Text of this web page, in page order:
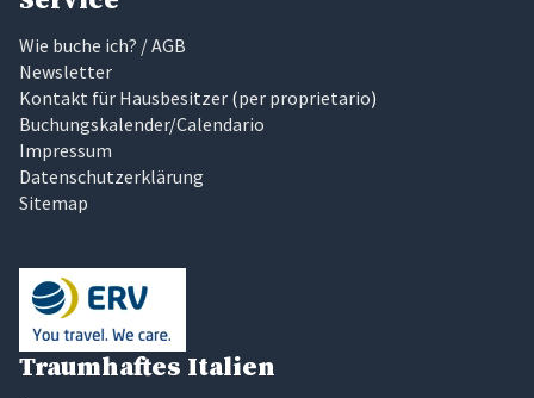
Wie buche ich? / AGB
Newsletter
Kontakt für Hausbesitzer (per proprietario)
Buchungskalender/Calendario
Impressum
Datenschutzerklärung
Sitemap
Traumhaftes Italien